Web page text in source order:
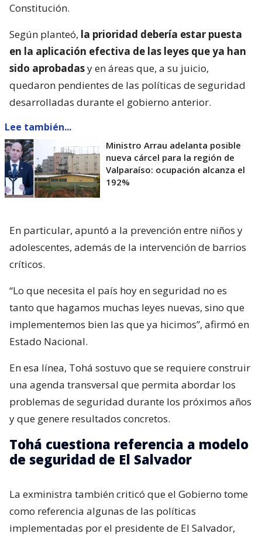
Constitución.
Según planteó, la prioridad debería estar puesta
en la aplicación efectiva de las leyes que ya han
sido aprobadasy en áreas que, a su juicio,
quedaron pendientes de las políticas de seguridad
desarrolladas durante el gobierno anterior.
Lee también...
Ministro Arrau adelanta posible
nueva cárcel para la región de
Valparaíso: ocupación alcanza el
192%
En particular, apuntó a la prevención entre niños y
adolescentes, además de la intervención de barrios
críticos.
“Lo que necesita el país hoy en seguridad no es
tanto que hagamos muchas leyes nuevas, sino que
implementemos bien las que ya hicimos”, afirmó en
Estado Nacional.
En esa línea, Tohá sostuvo que se requiere construir
una agenda transversal que permita abordar los
problemas de seguridad durante los próximos años
y que genere resultados concretos.
Tohá cuestiona referencia a modelo
de seguridad de El Salvador
La exministra también criticó que el Gobierno tome
como referencia algunas de las políticas
implementadas por el presidente de El Salvador,